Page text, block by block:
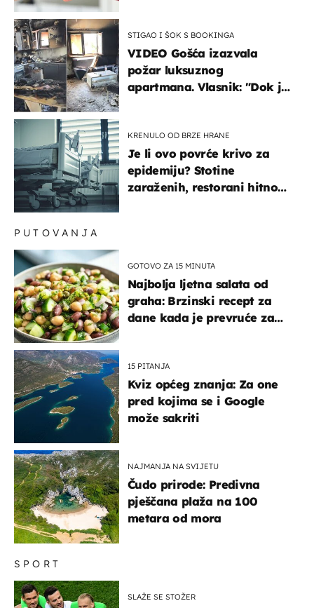
STIGAO I ŠOK S BOOKINGA
VIDEO Gošća izazvala
požar luksuznog
apartmana. Vlasnik: "Dok je
KRENULO OD BRZE HRANE
Je li ovo povrće krivo za
epidemiju? Stotine
zaraženih, restorani hitno
SPORT
SLAŽE SE STOŽER
PUTOVANJA
GOTOVO ZA 15 MINUTA
Najbolja ljetna salata od
graha: Brzinski recept za
dane kada je prevruće za
15 PITANJA
Kviz općeg znanja: Za one
pred kojima se i Google
može sakriti
NAJMANJA NA SVIJETU
Čudo prirode: Predivna
pješčana plaža na 100
metara od mora